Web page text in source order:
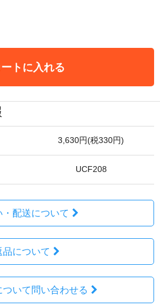
トに入れる
3,630円(税330円)
UCF208
・配送について
品について
ついて問い合わせる